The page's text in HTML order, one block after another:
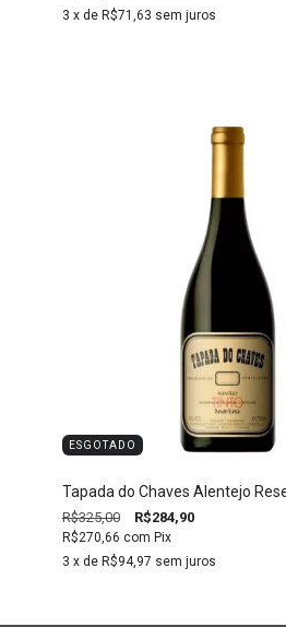
3 x de R$71,63 sem juros
ESGOTADO
Tapada do Chaves Alentejo
R$325,00 R$284,90
R$270,66 com Pix
3 x de R$94,97 sem juros